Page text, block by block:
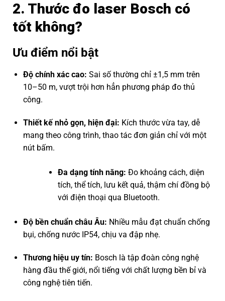
2. Thước đo laser Bosch có
tốt không?
Ưu điểm nổi bật
Độ chính xác cao: Sai số thường chỉ ±1,5 mm trên
10–50 m, vượt trội hơn hẳn phương pháp đo thủ
công.
Thiết kế nhỏ gọn, hiện đại: Kích thước vừa tay, dễ
mang theo công trình, thao tác đơn giản chỉ với một
nút bấm.
Đa dạng tính năng: Đo khoảng cách, diện
tích, thể tích, lưu kết quả, thậm chí đồng bộ
với điện thoại qua Bluetooth.
Độ bền chuẩn châu Âu: Nhiều mẫu đạt chuẩn chống
bụi, chống nước IP54, chịu va đập nhẹ.
Thương hiệu uy tín: Bosch là tập đoàn công nghệ
hàng đầu thế giới, nổi tiếng với chất lượng bền bỉ và
công nghệ tiên tiến.